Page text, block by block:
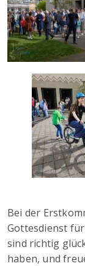
Bei der
Gottesdienst
sind richtig
haben, und